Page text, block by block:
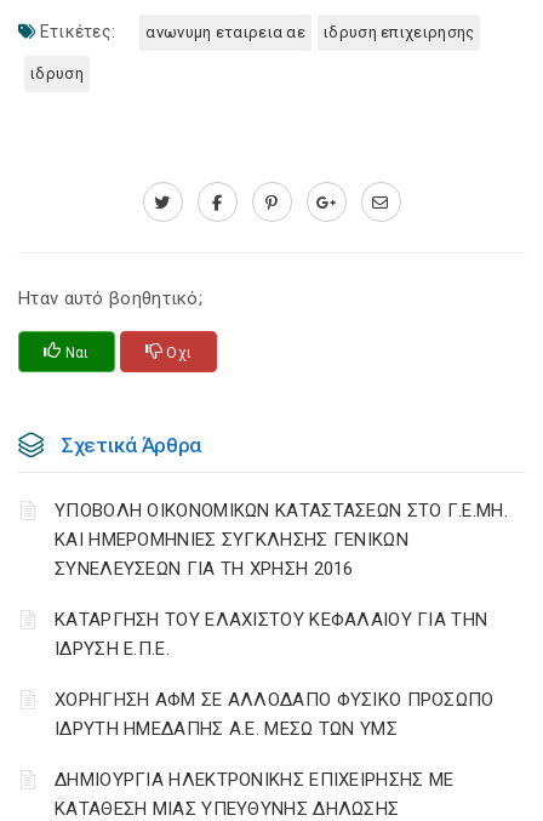
Ετικέτες: ανωνυμη εταιρεια αε ιδρυση επιχειρησης
ιδρυση
Ηταν αυτό βοηθητικό;
Ναι Οχι
Σχετικά Άρθρα
ΥΠΟΒΟΛΗ ΟΙΚΟΝΟΜΙΚΩΝ ΚΑΤΑΣΤΑΣΕΩΝ ΣΤΟ Γ.Ε.ΜΗ.
ΚΑΙ ΗΜΕΡΟΜΗΝΙΕΣ ΣΥΓΚΛΗΣΗΣ ΓΕΝΙΚΩΝ
ΣΥΝΕΛΕΥΣΕΩΝ ΓΙΑ ΤΗ ΧΡΗΣΗ 2016
ΚΑΤΑΡΓΗΣΗ ΤΟΥ ΕΛΑΧΙΣΤΟΥ ΚΕΦΑΛΑΙΟΥ ΓΙΑ ΤΗΝ
ΙΔΡΥΣΗ Ε.Π.Ε.
ΧΟΡΗΓΗΣΗ ΑΦΜ ΣΕ ΑΛΛΟΔΑΠΟ ΦΥΣΙΚΟ ΠΡΟΣΩΠΟ
ΙΔΡΥΤΗ ΗΜΕΔΑΠΗΣ Α.Ε. ΜΕΣΩ ΤΩΝ ΥΜΣ
ΔΗΜΙΟΥΡΓΙΑ ΗΛΕΚΤΡΟΝΙΚΗΣ ΕΠΙΧΕΙΡΗΣΗΣ ΜΕ
ΚΑΤΑΘΕΣΗ ΜΙΑΣ ΥΠΕΥΘΥΝΗΣ ΔΗΛΩΣΗΣ